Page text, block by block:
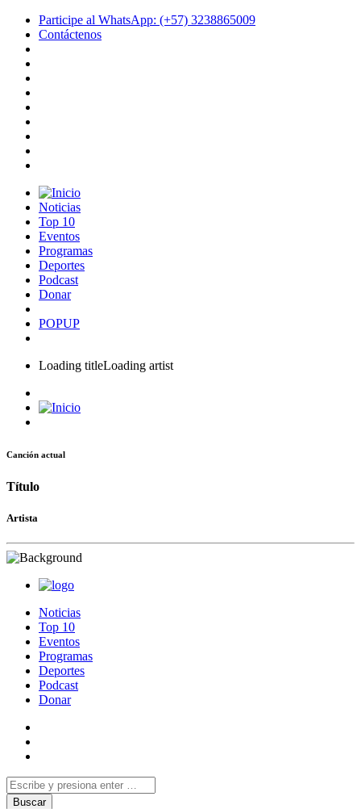
Participe al WhatsApp: (+57) 3238865009
Contáctenos
Noticias
Top 10
Eventos
Programas
Deportes
Podcast
Donar
POPUP
Loading titleLoading artist
Canción actual
Título
Artista
Noticias
Top 10
Eventos
Programas
Deportes
Podcast
Donar